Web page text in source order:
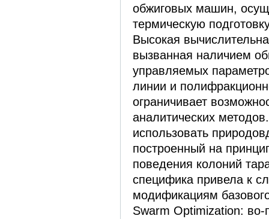
обжиговых машин,
термическую
Высокая
вызванная наличием
управляемых
линии и
ограничивает
аналитических
использовать
построенный на
поведения колоний
специфика привела к
модификациям
Swarm Optimization: